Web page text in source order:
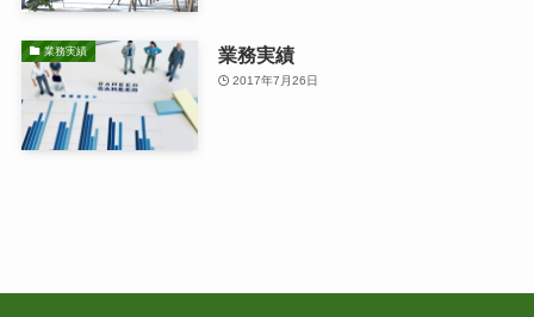
業務実績 業務実績
2017年7月26日